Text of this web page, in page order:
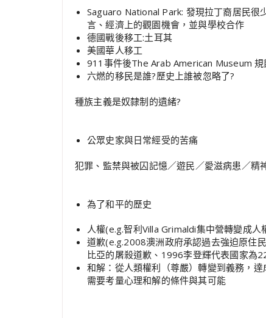
Saguaro National Park: 發現拉丁裔居民很
言、經濟上的觀園機會，並與學校合作
德國戰後移工:土耳其
美國華人移工
911事件後The Arab American Museum
六燃的移民是誰?歷史上誰被忽略了?
種族主義是奴隸制的遺緒?
公眾史家與日常經受的苦痛
犯罪、監禁與被囚記憶／遊民／愛滋病患／精
為了和平的歷史
人權(e.g.智利Villa Grimaldi集中營轉變成人
道歉(e.g.2008澳洲政府承認過去強迫原住
比亞的屠殺道歉、1996李登輝代表國家為
和解：從人類權利（尊嚴）轉變到義務，
需要考量心理和解的條件與其可能